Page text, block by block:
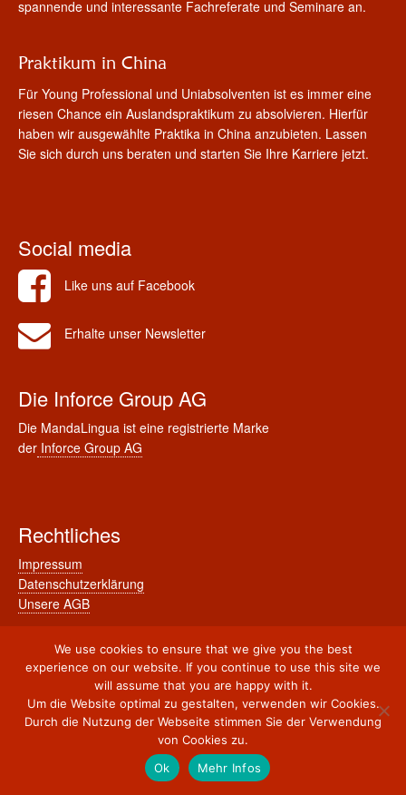
spannende und interessante Fachreferate und Seminare an.
Praktikum in China
Für Young Professional und Uniabsolventen ist es immer eine
riesen Chance ein Auslandspraktikum zu absolvieren. Hierfür
haben wir ausgewählte Praktika in China anzubieten. Lassen
Sie sich durch uns beraten und starten Sie Ihre Karriere jetzt.
Social media
Like uns auf Facebook
Erhalte unser Newsletter
Die Inforce Group AG
Die MandaLingua ist eine registrierte Marke
der Inforce Group AG
Rechtliches
Impressum
Datenschutzerklärung
Unsere AGB
© 2011-2026 Mandalingua
Kompetenzcenter für Chinesische Sprache, Kultur &
Business
We use cookies to ensure that we give you the best
experience on our website. If you continue to use this site we
will assume that you are happy with it.
Um die Website optimal zu gestalten, verwenden wir Cookies.
Durch die Nutzung der Webseite stimmen Sie der Verwendung
von Cookies zu.
Ok
Mehr Infos